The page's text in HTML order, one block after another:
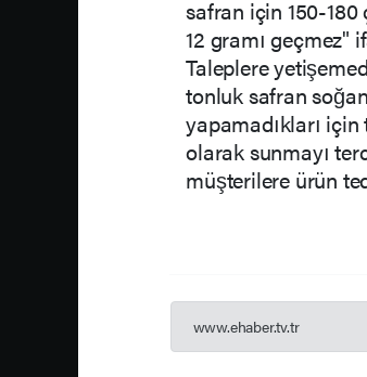
safran için 150-
12 gramı geçmez"
Taleplere
tonluk safran
yapamadıkları
olarak sunmayı
müşterilere ürün
www.ehaber.tv.tr